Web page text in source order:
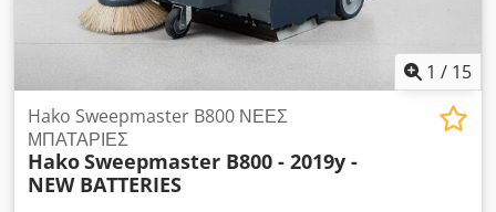
1 / 15
Hako Sweepmaster B800 ΝΕΕΣ
ΜΠΑΤΑΡΙΕΣ
HakoSweepmaster B800 - 2019y -
NEW BATTERIES